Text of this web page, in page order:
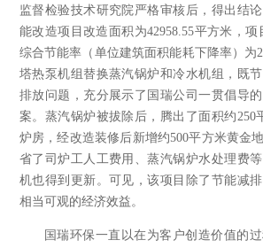
监督检验技术研究院严格审核后，得出结
能改造项目改造面积为42958.55平方米，项
综合节能率（单位建筑面积能耗下降率）为
塔热泵机组替换蒸汽锅炉和冷水机组，既
排放问题，充分展示了国瑞公司一贯倡导
案。蒸汽锅炉被拔除后，腾出了面积约 250
炉房，经改造装修后新增约500平方米黄金
省了司炉工人工费用、蒸汽锅炉水处理费
机也得到更新。可见，该项目除了节能减
相当可观的经济效益。
国瑞环保一直以在为客户创造价值的